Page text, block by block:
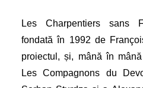
Les Charpentiers sans
fondată în 1992 de
proiectul, și, mână în
Les Compagnons du